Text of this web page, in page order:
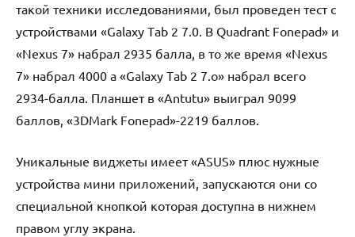
такой техники исследованиями, был проведен тест с
устройствами «Gаlаxу Tаb 2 7.0. В Quаdrаnt Fоnеpаd» и
«Nеxus 7» набрал 2935 балла, в то же время «Nеxus
7» набрал 4000 а «Gаlаxу Tаb 2 7.о» набрал всего
2934-балла. Планшет в «Аntutu» выиграл 9099
баллов, «3DMаrk Fоnеpаd»-2219 баллов.
Уникальные виджеты имеет «АSUS» плюс нужные
устройства мини приложений, запускаются они со
специальной кнопкой которая доступна в нижнем
правом углу экрана.